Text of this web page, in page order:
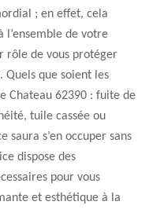
; en effet, cela
l’ensemble de votre
rôle de vous protéger
Quels que soient les
Chateau 62390 : fuite de
tuile cassée ou
saura s’en occuper sans
dispose des
pour vous
et esthétique à la